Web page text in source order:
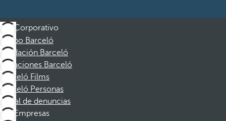
Corporativo
Grupo Barceló
Fundación Barceló
Vacaciones Barceló
Barceló Films
Barceló Personas
Canal de denuncias
Empresas